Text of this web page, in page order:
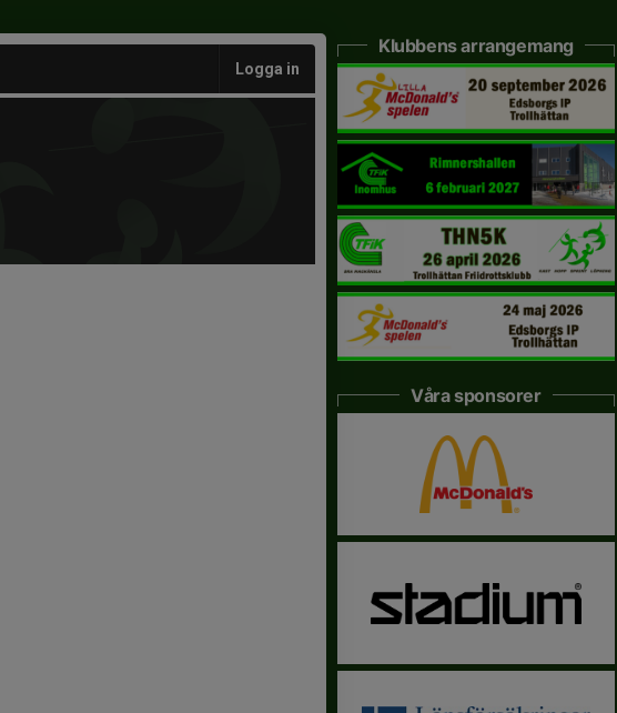
Logga in
Klubbens arrangemang
Våra sponsorer